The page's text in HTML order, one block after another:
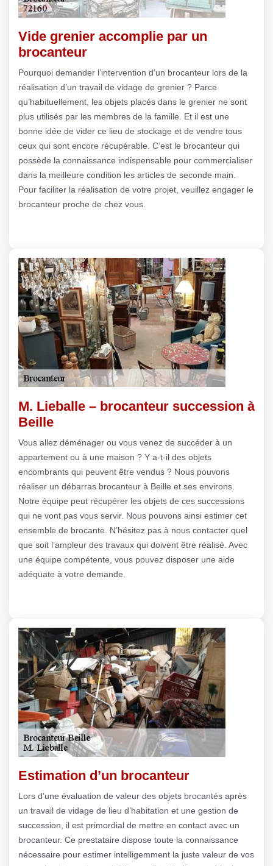
Vide grenier accomplie par un
brocanteur
Pourquoi demander l’intervention d’un brocanteur lors de la
réalisation d’un travail de vidage de grenier ? Parce
qu’habituellement, les objets placés dans le grenier ne sont
plus utilisés par les membres de la famille. Et il est une
bonne idée de vider ce lieu de stockage et de vendre tous
ceux qui sont encore récupérable. C’est le brocanteur qui
possède la connaissance indispensable pour commercialiser
dans la meilleure condition les articles de seconde main.
Pour faciliter la réalisation de votre projet, veuillez engager le
brocanteur proche de chez vous.
M. Lieballe – brocanteur succession à
Beille
Vous allez déménager ou vous venez de succéder à un
appartement ou à une maison ? Y a-t-il des objets
encombrants qui peuvent être vendus ? Nous pouvons
réaliser un débarras brocanteur à Beille et ses environs.
Notre équipe peut récupérer les objets de ces successions
qui ne vont pas vous servir. Nous pouvons ainsi estimer cet
ensemble de brocante. N’hésitez pas à nous contacter quel
que soit l’ampleur des travaux qui doivent être réalisé. Avec
une équipe compétente, vous pouvez disposer une aide
adéquate à votre demande.
Estimation d’un brocanteur
Lors d’une évaluation de valeur des objets brocantés après
un travail de vidage de lieu d’habitation et une gestion de
succession, il est primordial de mettre en contact avec un
brocanteur. Ce prestataire dispose toute la connaissance
nécessaire pour estimer intelligemment la juste valeur de vos